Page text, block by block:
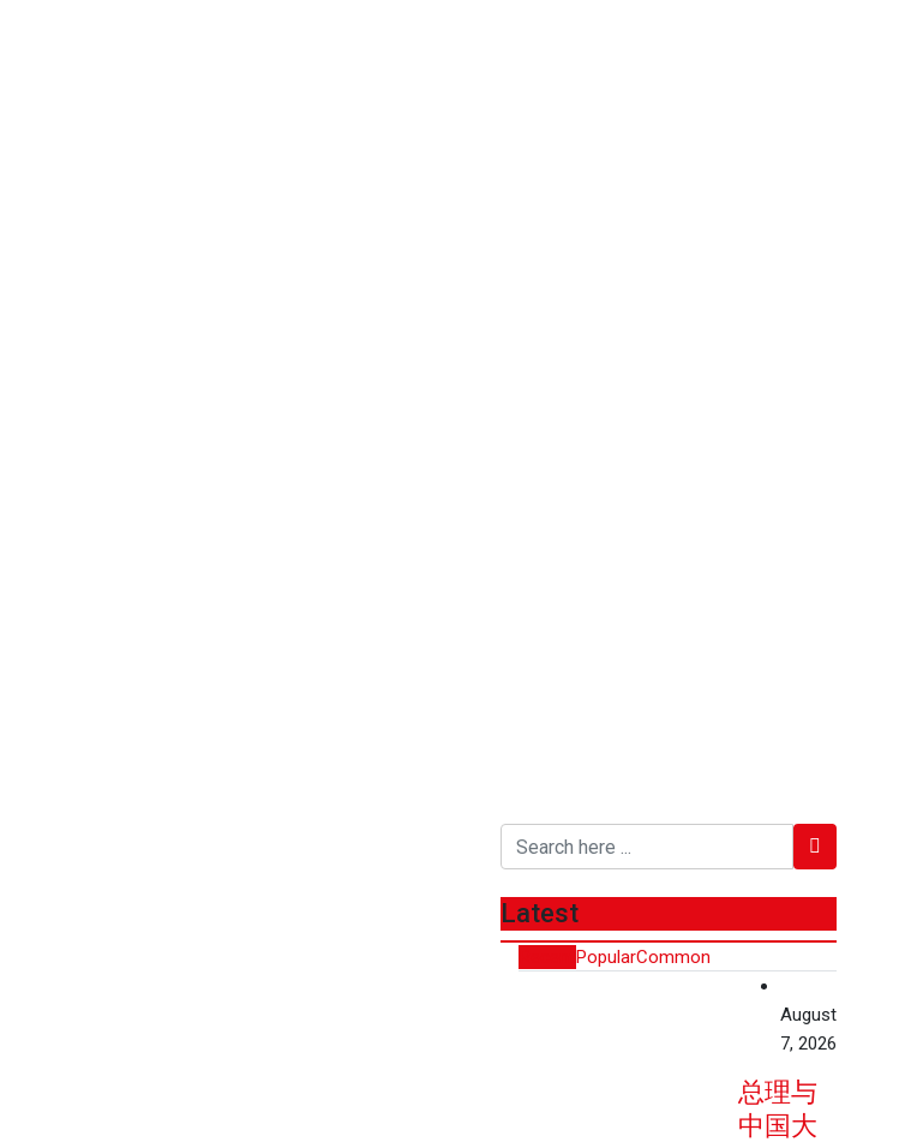
Latest
PopularCommon
August
7, 2026
总理与
中国大